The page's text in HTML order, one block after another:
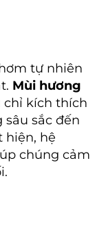
tự nhiên
Mùi hương
chỉ kích thích
sắc đến
hiện, hệ
chúng cảm